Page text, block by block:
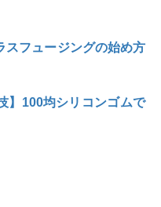
スフュージングの始め方
】100均シリコンゴムで